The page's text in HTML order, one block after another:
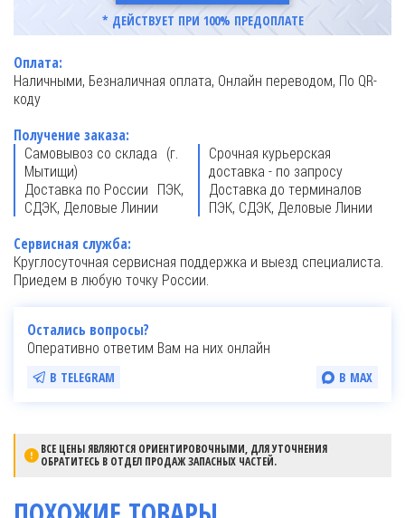
* ДЕЙСТВУЕТ ПРИ 100% ПРЕДОПЛАТЕ
Оплата:
Наличными, Безналичная оплата, Онлайн переводом, По QR-
коду
Получение заказа:
Самовывоз со склада (г.
Мытищи)
Срочная курьерская
доставка - по запросу
Доставка по России ПЭК,
СДЭК, Деловые Линии
Доставка до терминалов
ПЭК, СДЭК, Деловые Линии
Сервисная служба:
Круглосуточная сервисная поддержка и выезд специалиста.
Приедем в любую точку России.
Остались вопросы?
Оперативно ответим Вам на них онлайн
В TELEGRAM В MAX
ВСЕ ЦЕНЫ ЯВЛЯЮТСЯ ОРИЕНТИРОВОЧНЫМИ, ДЛЯ УТОЧНЕНИЯ
ОБРАТИТЕСЬ В ОТДЕЛ ПРОДАЖ ЗАПАСНЫХ ЧАСТЕЙ.